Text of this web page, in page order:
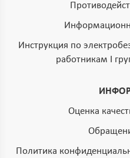
Инструкция по
работникам I
Оценка
Политика